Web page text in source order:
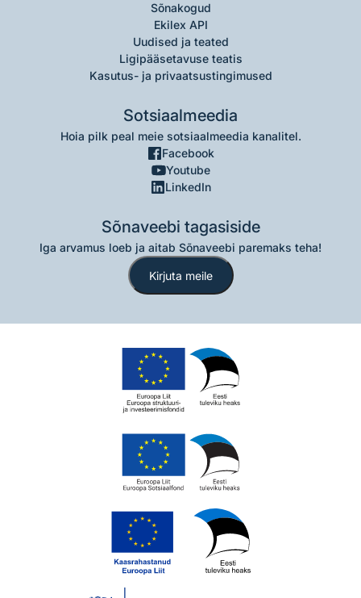
Sõnakogud
Ekilex API
Uudised ja teated
Ligipääsetavuse teatis
Kasutus- ja privaatsustingimused
Sotsiaalmeedia
Hoia pilk peal meie sotsiaalmeedia kanalitel.
Facebook
Youtube
LinkedIn
Sõnaveebi tagasiside
Iga arvamus loeb ja aitab Sõnaveebi paremaks teha!
Kirjuta meile